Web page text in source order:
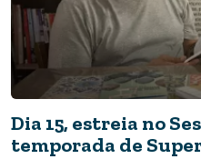
Dia 15, estreia no
temporada de